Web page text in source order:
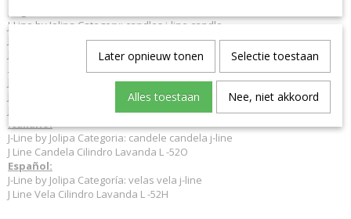
J-Line by Jolipa Category: candles j-line candle
J Line Cyl. Candle Lavender L -52H J Line
J-Line cylindric candles
J-Line by Jolipa Kategorie: kerzen j-line kerzen
J Line Zylinderkerze Lavendel L -52S
Italiano:
J-Line by Jolipa Categoria: candele candela j-line
J Line Candela Cilindro Lavanda L -52O
Español:
J-Line by Jolipa Categoría: velas vela j-line
J Line Vela Cilindro Lavanda L -52H
Later opnieuw tonen Selectie toestaan
Alles toestaan Nee, niet akkoord